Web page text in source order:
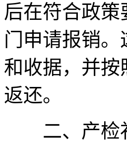
后在符合政
门申请报销
和收据，并
返还。
二、产检补